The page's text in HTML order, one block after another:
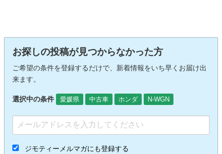
お探しの投稿が見つからなかった方
ご希望の条件を登録するだけで、新着情報をいち早くお届け出
来ます。
選択中の条件 愛媛県 中古車 ホンダ N-WGN
ジモティーメルマガにも登録する